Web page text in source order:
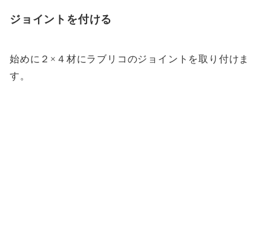
ジョイントを付ける
始めに２×４材にラブリコのジョイントを取り付けま
す。